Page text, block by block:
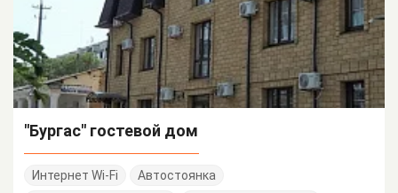
"Бургас" гостевой дом
Интернет Wi-Fi
Автостоянка